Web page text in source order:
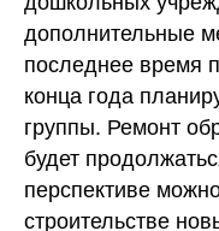
дополнительные
последнее время
конца года
группы. Ремонт
будет
перспективе
строительстве